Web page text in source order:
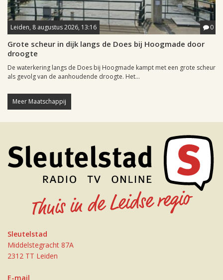
Leiden, 8 augustus 2026, 13:16 0
Grote scheur in dijk langs de Does bij Hoogmade door
droogte
De waterkering langs de Does bij Hoogmade kampt met een grote scheur
als gevolg van de aanhoudende droogte. Het...
Meer Maatschappij
Sleutelstad
Middelstegracht 87A
2312 TT Leiden
E-mail